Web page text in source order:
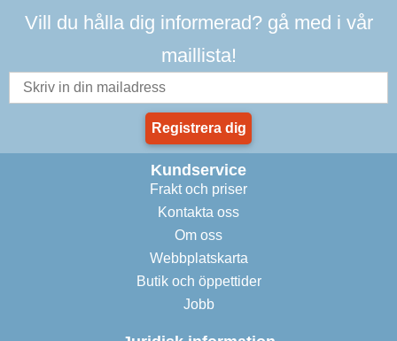
Vill du hålla dig informerad? gå med i vår
maillista!
Registrera dig
Kundservice
Frakt och priser
Kontakta oss
Om oss
Webbplatskarta
Butik och öppettider
Jobb